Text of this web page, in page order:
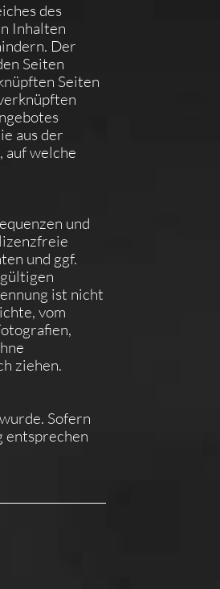
des
Inhalten
Der
Seiten
Seiten
aus der
welche
und
und ggf.
ist nicht
vom
ziehen.
Sofern
entsprechen